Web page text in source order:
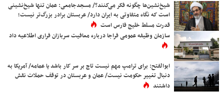
شیخ‌نشین‌ها چگونه فکر می‌کنند؟/ مسجدجامعی: عمان تنها شیخ‌نشینی
است که نگاه متفاوتی به ایران دارد/ عربستان برادر بزرگ‌تر نیست؛
قدرت مسلط خلیج فارس است
سازمان وظیفه عمومی فراجا درباره معافیت سربازان فراری اطلاعیه داد
ابوالفتح: برای ترامپ مهم نیست تاج بر سر کار باشد یا عمامه/ آمریکا به
دنبال تغییر حکومت نیست/ عمان و عربستان در توقف حملات نقش
داشتند